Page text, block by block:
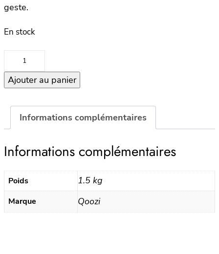
geste.
En stock
quantité
Lampe
Batterie
IBIZA
MINI
GOLD
Ajouter au panier
Informations complémentaires
Informations complémentaires
Poids 1.5 kg
Marque Qoozi